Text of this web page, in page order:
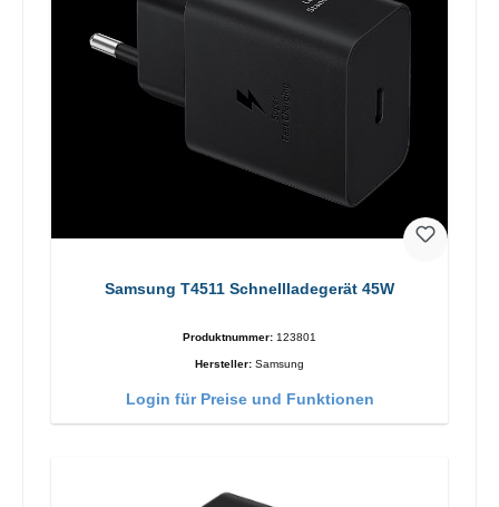
Samsung T4511 Schnellladegerät 45W
Produktnummer: 123801
Hersteller: Samsung
Login für Preise und Funktionen